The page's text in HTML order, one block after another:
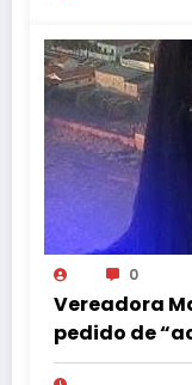
0
Vereadora
pedido de
institucional